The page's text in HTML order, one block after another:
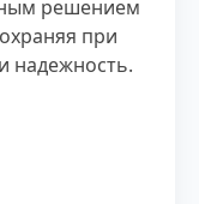
решением
при
надежность.